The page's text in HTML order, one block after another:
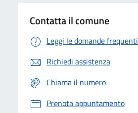
Contatta il comune
Leggi le domande frequenti
Richiedi assistenza
Chiama il numero
Prenota appuntamento